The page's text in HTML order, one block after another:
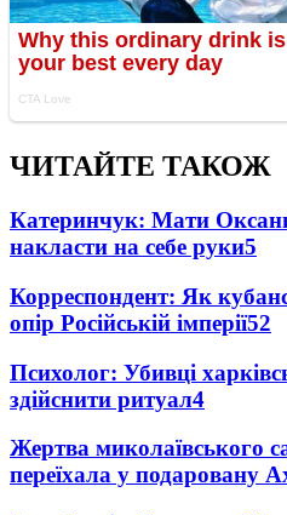
ЧИТАЙТЕ ТАКОЖ
Катеринчук: Мати
накласти на себе руки5
Корреспондент: Як
опір Російській імперії52
Психолог: Убивці
здійснити ритуал4
Жертва миколаївського
переїхала у подаровану